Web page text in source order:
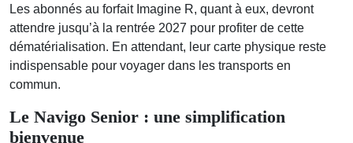
Les abonnés au forfait Imagine R, quant à eux, devront
attendre jusqu’à la rentrée 2027 pour profiter de cette
dématérialisation. En attendant, leur carte physique reste
indispensable pour voyager dans les transports en
commun.
Le Navigo Senior : une simplification
bienvenue